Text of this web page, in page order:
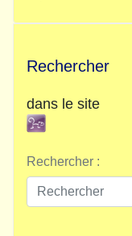
Rechercher
dans le site
Rechercher :